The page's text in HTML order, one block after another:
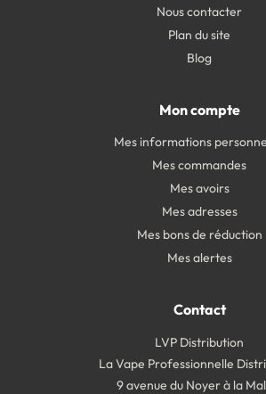
Nous contacter
Plan du site
Blog
Mon compte
Mes informations
Mes commandes
Mes avoirs
Mes adresses
Mes bons de réduction
Mes alertes
Contact
LVP Distribution
La Vape Professionnelle
9 avenue du Noyer à la